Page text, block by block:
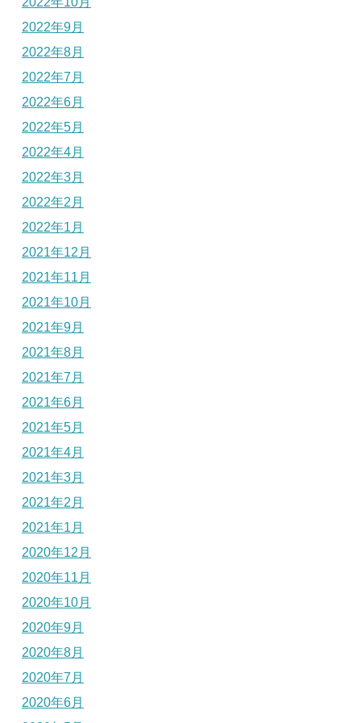
2022年9月
2022年8月
2022年7月
2022年6月
2022年5月
2022年4月
2022年3月
2022年2月
2022年1月
2021年12月
2021年11月
2021年10月
2021年9月
2021年8月
2021年7月
2021年6月
2021年5月
2021年4月
2021年3月
2021年2月
2021年1月
2020年12月
2020年11月
2020年10月
2020年9月
2020年8月
2020年7月
2020年6月